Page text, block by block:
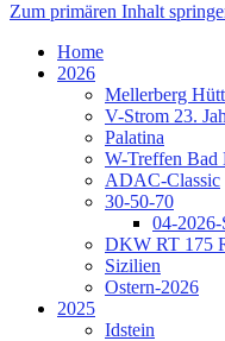
Zum primären Inhalt
Home
2026
Mellerberg
V-Strom 23.
Palatina
W-Treffen Bad
ADAC-Classic
30-50-70
04-2026-
DKW RT 175
Sizilien
Ostern-2026
2025
Idstein